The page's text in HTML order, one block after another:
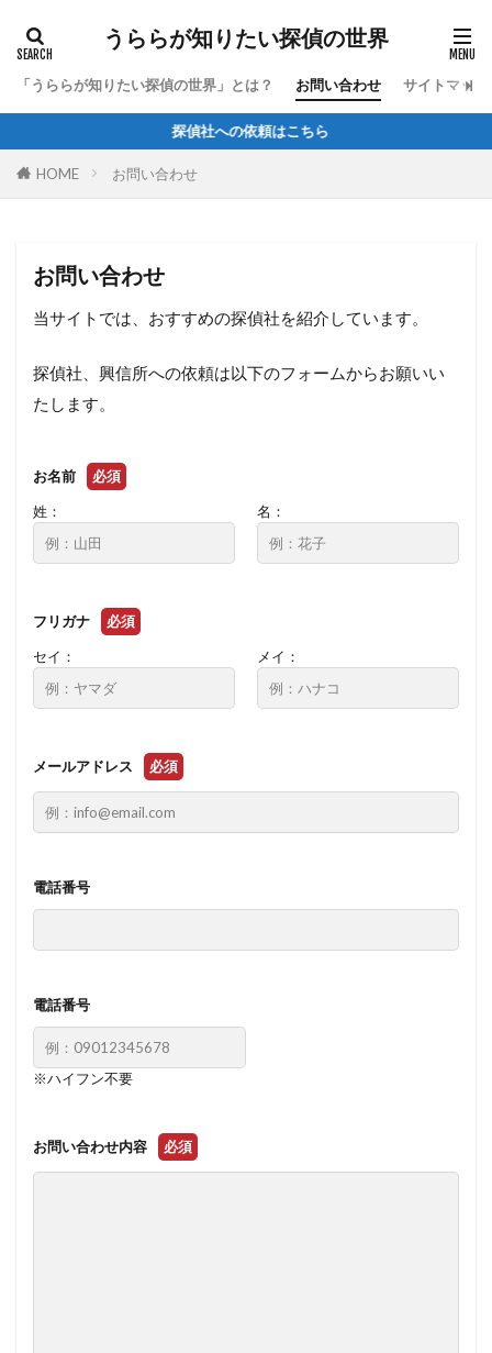
うららが知りたい探偵の世界
「うららが知りたい探偵の世界」とは？ お問い合わせ サイトマップ
探偵社への依頼はこちら
HOME お問い合わせ
お問い合わせ
当サイトでは、おすすめの探偵社を紹介しています。
探偵社、興信所への依頼は以下のフォームからお願いい
たします。
お名前
必須
姓：
名：
フリガナ
必須
セイ：
メイ：
メールアドレス 必須
電話番号
電話番号
※ハイフン不要
お問い合わせ内容 必須